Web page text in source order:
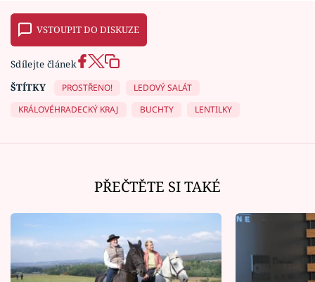
VSTOUPIT DO DISKUZE
Sdílejte článek
ŠTÍTKY
PROSTŘENO!
LEDOVÝ SALÁT
KRÁLOVÉHRADECKÝ KRAJ
BUCHTY LENTILKY
PŘEČTĚTE SI TAKÉ